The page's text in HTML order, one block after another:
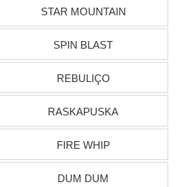
STAR MOUNTAIN
SPIN BLAST
REBULIÇO
RASKAPUSKA
FIRE WHIP
DUM DUM